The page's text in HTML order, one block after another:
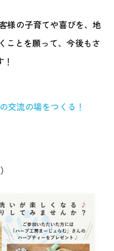
様の子育てや喜びを、地
ことを願って、今後もさ
交流の場をつくる！